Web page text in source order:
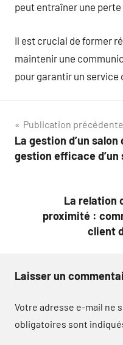
peut entraîner une
Il est crucial de former
maintenir une
pour garantir un service
Navigation
de
Publication précédente
La gestion d’un
gestion efficace
La relation
proximité :
client
Laisser un
Votre adresse e-mail ne
obligatoires sont